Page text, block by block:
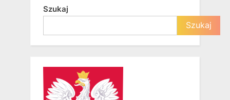
Szukaj
Szukaj